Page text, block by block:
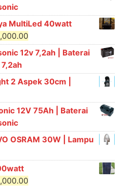
MultiLed 40watt
price
Rp1,550,000.00.
12v 7,2ah | Baterai
2 Aspek 30cm |
12V 75Ah | Baterai
OSRAM 30W | Lampu